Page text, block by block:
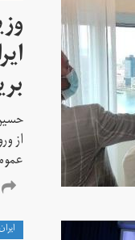
از
ايران